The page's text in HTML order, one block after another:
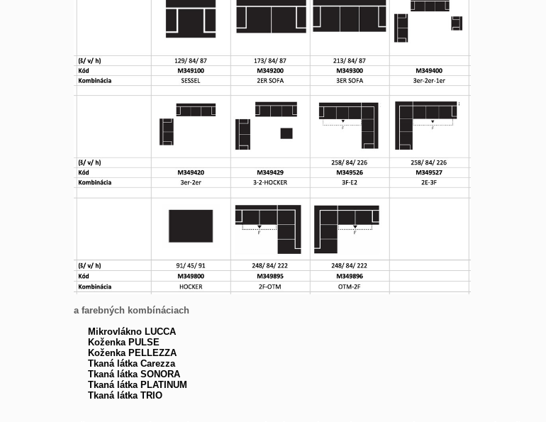
a farebných kombínáciach
Mikrovlákno LUCCA
Koženka PULSE
Koženka PELLEZZA
Tkaná látka Carezza
Tkaná látka SONORA
Tkaná látka PLATINUM
Tkaná látka TRIO